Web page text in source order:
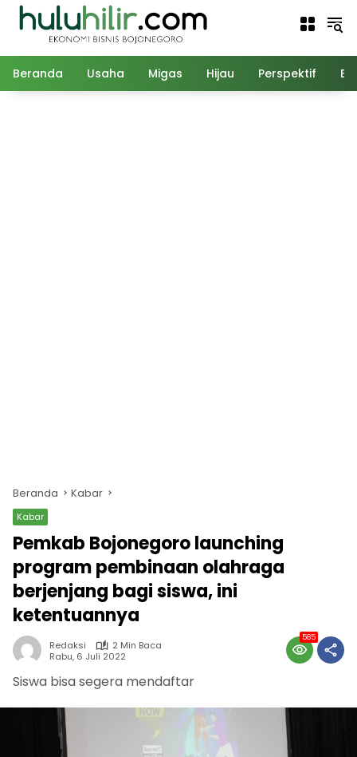
Langsung
Beranda Usaha Migas Hijau Perspektif
Beranda Kabar
Kabar
Pemkab Bojonegoro launching
program pembinaan olahraga
berjenjang bagi siswa, ini
ketentuannya
Redaksi
2 Min Baca
Rabu, 6 Juli 2022
585
Siswa bisa segera mendaftar